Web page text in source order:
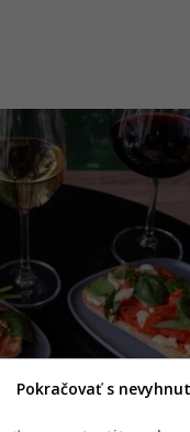
Pokračovať s